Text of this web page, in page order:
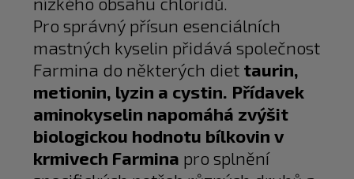
Pro správný přísun esenciálních
mastných kyselin přidává společnost
Farmina do některých diet taurin,
metionin, lyzin a cystin. Přídavek
aminokyselin napomáhá zvýšit
biologickou hodnotu bílkovin v
krmivech Farmina pro splnění